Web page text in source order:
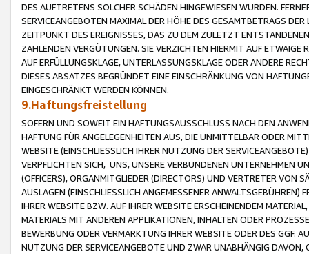
DES AUFTRETENS SOLCHER SCHÄDEN HINGEWIESEN WURDEN.
SERVICEANGEBOTEN MAXIMAL DER HÖHE DES GESAMTBETRAGS
ZEITPUNKT DES EREIGNISSES, DAS ZU DEM ZULETZT
ZAHLENDEN VERGÜTUNGEN. SIE VERZICHTEN HIERMIT AUF
AUF ERFÜLLUNGSKLAGE, UNTERLASSUNGSKLAGE ODER ANDERE
DIESES ABSATZES BEGRÜNDET EINE EINSCHRÄNKUNG VON
EINGESCHRÄNKT WERDEN KÖNNEN.
9.Haftungsfreistellung
SOFERN UND SOWEIT EIN HAFTUNGSAUSSCHLUSS NACH DEN
HAFTUNG FÜR ANGELEGENHEITEN AUS, DIE UNMITTELBAR ODER
WEBSITE (EINSCHLIESSLICH IHRER NUTZUNG DER
VERPFLICHTEN SICH, UNS, UNSERE VERBUNDENEN UNTERNEHMEN
(OFFICERS), ORGANMITGLIEDER (DIRECTORS) UND VERTRETER VON
AUSLAGEN (EINSCHLIESSLICH ANGEMESSENER
IHRER WEBSITE BZW. AUF IHRER WEBSITE ERSCHEINENDEM
MATERIALS MIT ANDEREN APPLIKATIONEN, INHALTEN ODER
BEWERBUNG ODER VERMARKTUNG IHRER WEBSITE ODER DES GGF.
NUTZUNG DER SERVICEANGEBOTE UND ZWAR UNABHÄNGIG